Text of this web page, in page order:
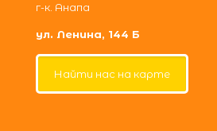
г-к. Анапа
ул. Ленина, 144 Б
Найти нас на карте